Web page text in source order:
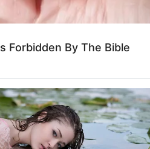
Forbidden By The Bible